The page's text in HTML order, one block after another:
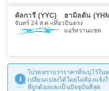
คัลการี (YYC) ฮามิลตัน
จันทร์ 24 ส.ค. เที่ยวบินตรง
แอร์ทรานแซท
โปรดทราบว่าราคาที่ระบุไว้ใน
เปลี่ยนแปลงได้โดยไม่ต้องแจ้ง
ที่ถูกต้องและเป็นปัจจุบันที่สุด